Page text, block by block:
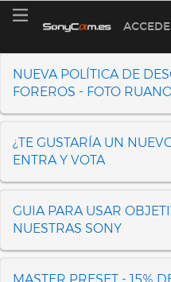
NUEVA POLÍTICA DE
FOREROS - FOTO
¿TE GUSTARÍA UN
ENTRA Y VOTA
GUIA PARA USAR
NUESTRAS SONY